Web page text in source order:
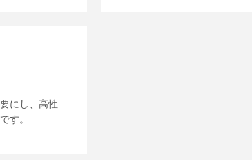
にし、高性
す。